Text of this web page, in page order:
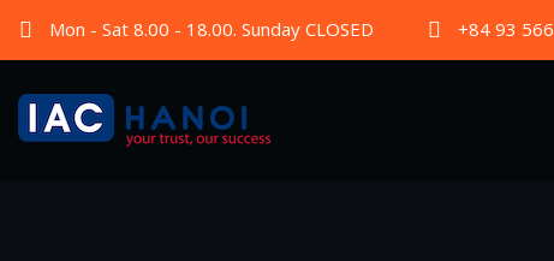
Mon - Sat 8.00 - 18.00. Sunday CLOSED +84 93